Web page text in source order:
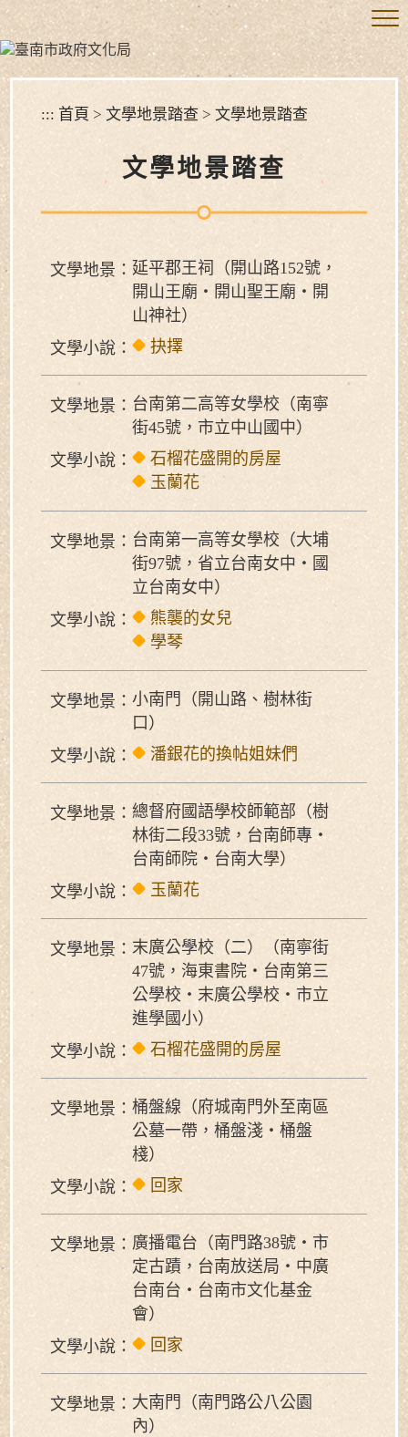
跳
到
主
要
內
容
塊
::: 首頁 > 文學地景踏查 > 文學地景踏查
文學地景踏查
文學地景： 延平郡王祠（開山路152號，
開山王廟‧開山聖王廟‧開
山神社）
文學小說：
抉擇
文學地景： 台南第二高等女學校（南寧
街45號，市立中山國中）
文學小說：
石榴花盛開的房屋
玉蘭花
文學地景： 台南第一高等女學校（大埔
街97號，省立台南女中‧國
立台南女中）
文學小說：
熊襲的女兒
學琴
文學地景： 小南門（開山路、樹林街
口）
文學小說：
潘銀花的換帖姐妹們
文學地景： 總督府國語學校師範部（樹
林街二段33號，台南師專‧
台南師院‧台南大學）
文學小說：
玉蘭花
文學地景： 末廣公學校（二）（南寧街
47號，海東書院‧台南第三
公學校‧末廣公學校‧市立
進學國小）
文學小說：
石榴花盛開的房屋
文學地景： 桶盤線（府城南門外至南區
公墓一帶，桶盤淺‧桶盤
棧）
文學小說：
回家
文學地景： 廣播電台（南門路38號‧市
定古蹟，台南放送局‧中廣
台南台‧台南市文化基金
會）
文學小說：
回家
文學地景： 大南門（南門路公八公園
內）